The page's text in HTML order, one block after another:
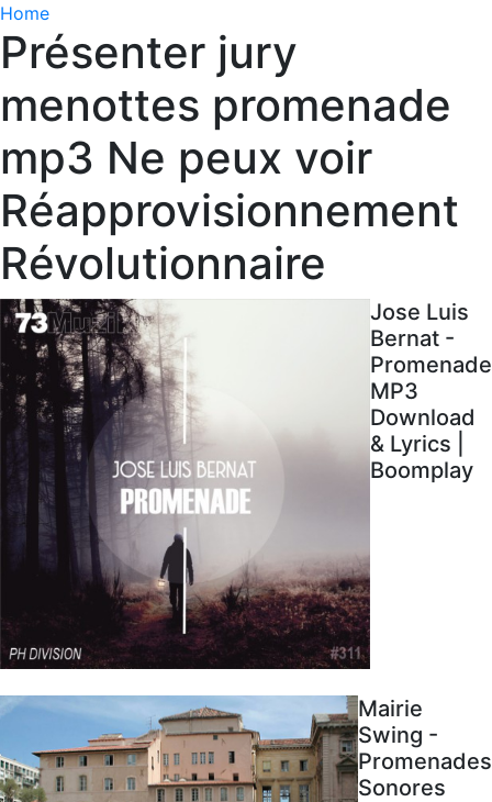
Home
Présenter jury
menottes promenade
mp3 Ne peux voir
Réapprovisionnement
Révolutionnaire
Jose Luis
Bernat -
Promenade
MP3
Download
& Lyrics |
Boomplay
Mairie
Swing -
Promenades
Sonores